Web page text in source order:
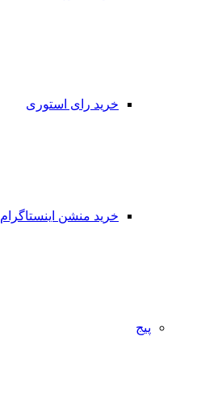
خرید رای استوری
خرید منشن اینستاگرام
پیج